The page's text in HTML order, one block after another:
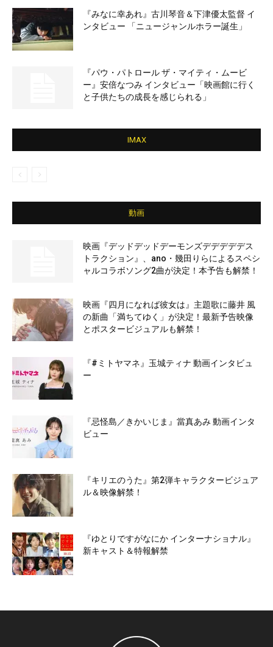
『みなに幸あれ』古川琴音＆下津優太監督 イ
ンタビュー 「ニュージャンルホラー誕生」
『パウ・パトロール ザ・マイティ・ムービ
ー』安倍なつみ インタビュー「映画館に行く
と子供たちの成長を感じられる」
IMAX
動画
映画『デッドデッドデーモンズデデデデデス
トラクション』、ano・幾田りらによるスペシ
ャルコラボソング2曲が決定！本予告も解禁！
映画『四月になれば彼女は』主題歌に藤井 風
の新曲「満ちてゆく」が決定！最新予告映像
とポスタービジュアルも解禁！
『#ミトヤマネ』玉城ティナ 動画インタビュ
ー
『忌怪島／きかいじま』當真あみ 動画インタ
ビュー
『キリエのうた』第2弾キャラクタービジュア
ル＆映像解禁！
『ゆとりですがなにか インターナショナル』
新キャスト＆特報解禁